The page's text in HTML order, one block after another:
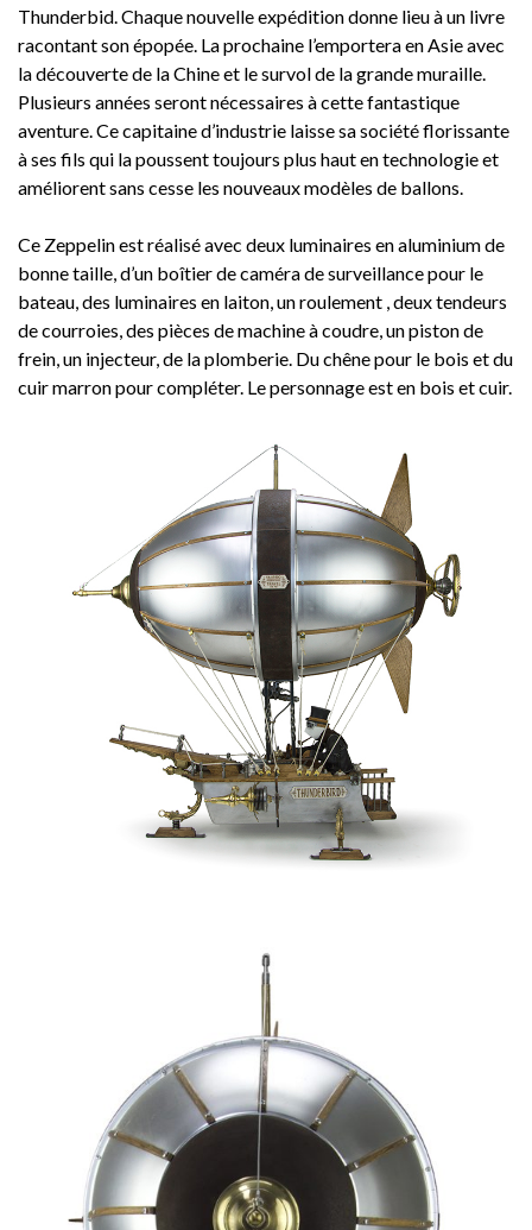
Thunderbid. Chaque nouvelle expédition donne lieu à un livre
racontant son épopée. La prochaine l’emportera en Asie avec
la découverte de la Chine et le survol de la grande muraille.
Plusieurs années seront nécessaires à cette fantastique
aventure. Ce capitaine d’industrie laisse sa société florissante
à ses fils qui la poussent toujours plus haut en technologie et
améliorent sans cesse les nouveaux modèles de ballons.
Ce Zeppelin est réalisé avec deux luminaires en aluminium de
bonne taille, d’un boîtier de caméra de surveillance pour le
bateau, des luminaires en laiton, un roulement , deux tendeurs
de courroies, des pièces de machine à coudre, un piston de
frein, un injecteur, de la plomberie. Du chêne pour le bois et du
cuir marron pour compléter. Le personnage est en bois et cuir.